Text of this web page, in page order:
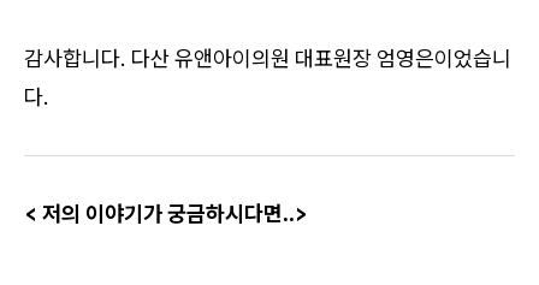
감사합니다. 다산 유앤아이의원 대표원장 엄영은이었습니
다.
​< 저의 이야기가 궁금하시다면..>